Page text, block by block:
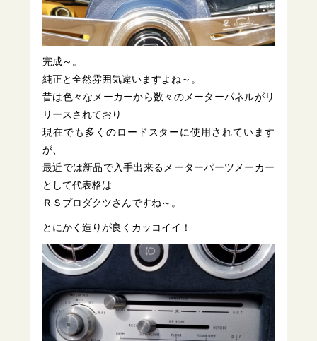
完成～。
純正と全然雰囲気違いますよね～。
昔は色々なメーカーから数々のメーターパネルがリ
リースされており
現在でも多くのロードスターに使用されています
が、
最近では新品で入手出来るメーターパーツメーカー
として代表格は
ＲＳプロダクツさんですね～。
とにかく造りが良くカッコイイ！